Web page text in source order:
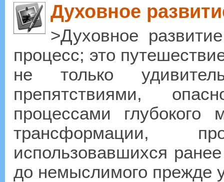
Духовное
>Духовное
процесс; это
не только
препятствиями,
процессами глубокого
трансформации,
использовавшихся
до немыслимого прежде